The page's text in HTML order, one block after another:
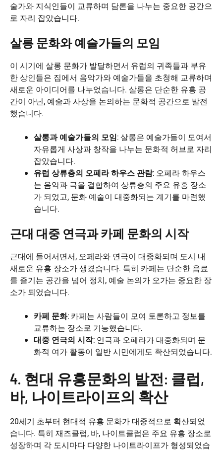
술가와 지식인들이 교류하며 담론을 나누는 중요한 공간으
로 자리 잡았습니다.
살롱 문화와 예술가들의 모임
이 시기에 살롱 문화가 발달하면서 유럽의 귀족들과 부유
한 상인들은 집에서 음악가와 예술가들을 초청해 교류하며
새로운 아이디어를 나누었습니다. 살롱은 단순한 유흥 공
간이 아닌, 예술과 사상을 논의하는 문화적 공간으로 발전
했습니다.
살롱과 예술가들의 모임: 살롱은 예술가들이 모여서
자유롭게 사상과 창작을 나누는 문화적 허브로 자리
잡았습니다.
유럽 상류층의 오페라 하우스 관람: 오페라 하우스
는 음악과 극을 결합하여 상류층의 주요 유흥 장소
가 되었고, 문화 예술이 대중화되는 계기를 마련했
습니다.
근대 대중 연극과 카페 문화의 시작
근대에 들어서면서, 오페라와 연극이 대중화되며 도시 내
새로운 유흥 장소가 생겼습니다. 특히 카페는 단순한 음료
를 즐기는 공간을 넘어 정치, 예술 논의가 오가는 중요한 장
소가 되었습니다.
카페 문화: 카페는 사람들이 모여 토론하고 정보를
교류하는 장소로 기능했습니다.
대중 연극의 시작: 연극과 오페라가 대중화되며 문
화적 여가 활동이 일반 시민에게도 확산되었습니다.
4. 현대 유흥문화의 발전: 클럽,
바, 나이트라이프의 확산
20세기 초부터 현대적 유흥 문화가 대중적으로 확산되었
습니다. 특히 재즈클럽, 바, 나이트클럽은 주요 유흥 장소로
성장하며 각 도시마다 다양한 나이트라이프가 형성되었습